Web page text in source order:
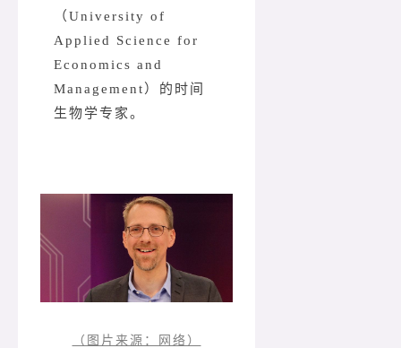
（University of
Applied Science for
Economics and
Management）的时间
生物学专家。
（图片来源：网络）